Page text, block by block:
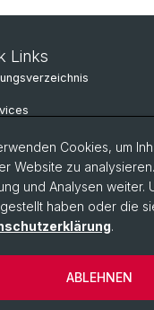
Links
Services
Basel
Kontakt &
Cookies, um
Website zu
und Analysen weiter.
haben oder die
.
ABLEHNEN